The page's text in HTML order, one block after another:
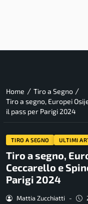
Home / Tiro a Segno /
Tiro a segno, Europei
il pass per Parigi 2024
TIRO A SEGNO ULTIMI
Tiro a segno,
Ceccarello e
Parigi 2024
Mattia Zucchiatti -